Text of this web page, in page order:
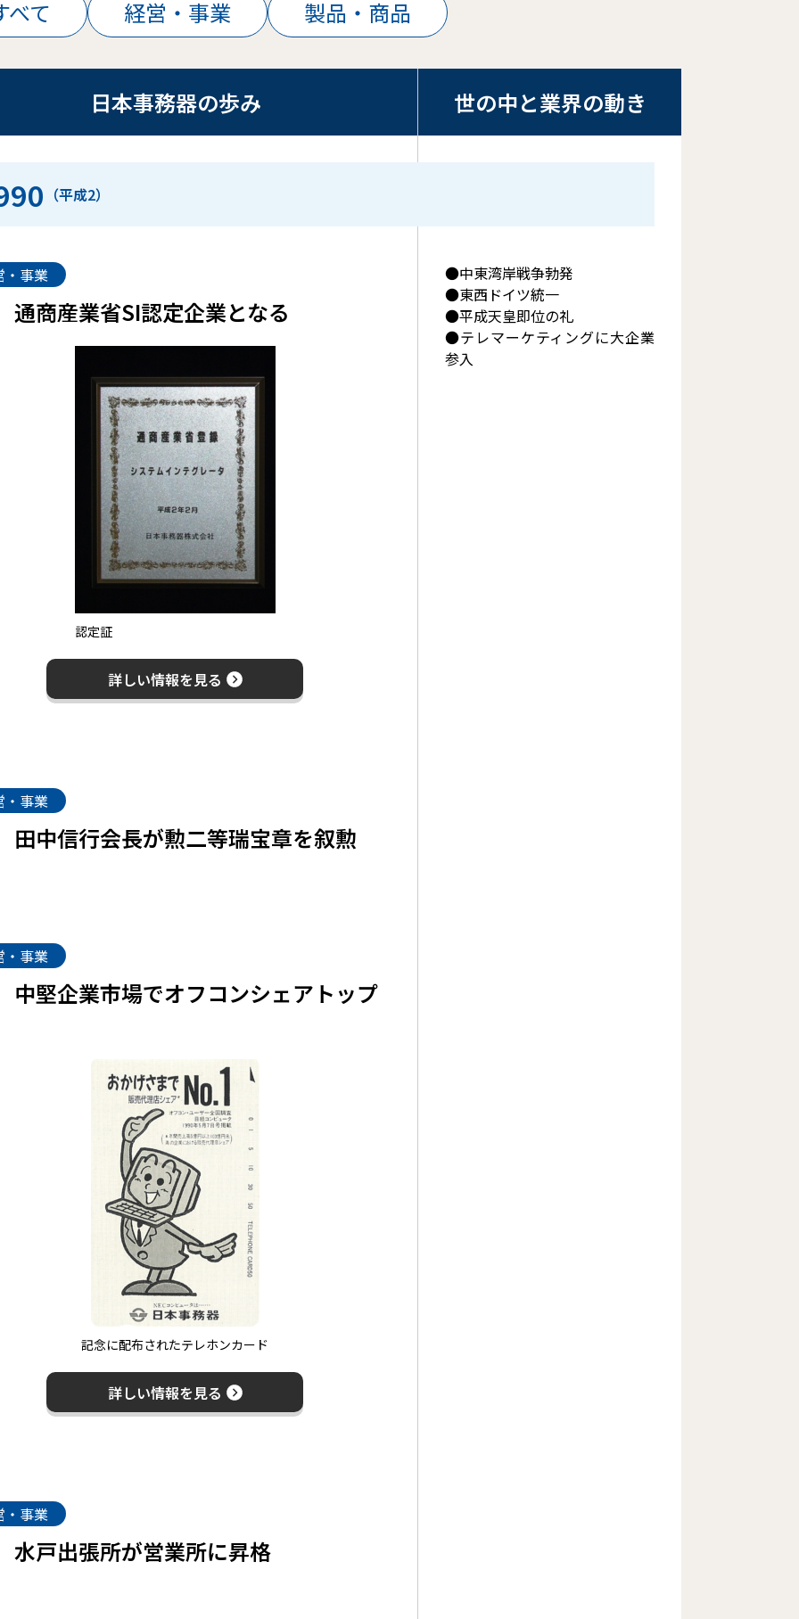
べて 経営・事業 製品・商品
日本事務器の歩み 世の中と業界の動き
（平成2）
・事業
通商産業省SI認定企業となる
認定証
詳しい情報を見る
・事業
田中信行会長が勲二等瑞宝章を叙勲
・事業
中堅企業市場でオフコンシェアトップ
記念に配布されたテレホンカード
詳しい情報を見る
・事業
水戸出張所が営業所に昇格
中東湾岸戦争勃発
東西ドイツ統一
平成天皇即位の礼
テレマーケティングに大企業
参入